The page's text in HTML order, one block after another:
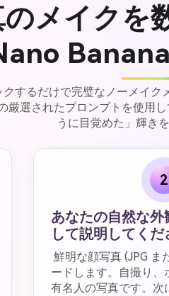
メイクを
するだけで完璧なノーメイク
厳選されたプロンプトを使用
うに目覚めた」輝き
2
あなたの自然な
して説明してくだ
鮮明な顔写真 (JPG ま
ードします。自撮り、
有名人の写真です。次